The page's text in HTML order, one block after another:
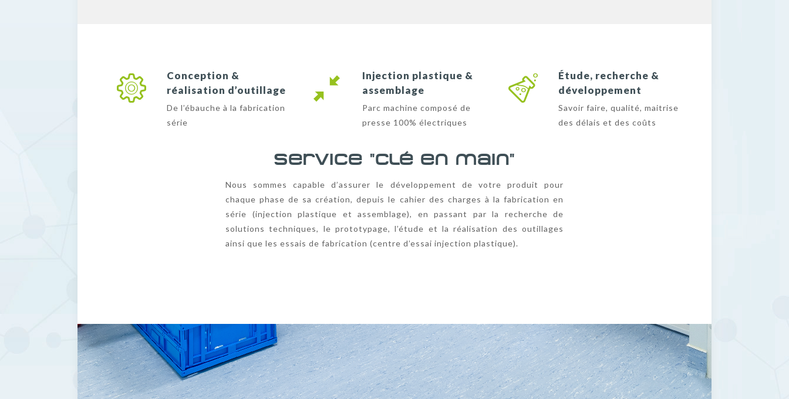
Conception &
réalisation d’outillage
De l’ébauche à la fabrication
série
Injection plastique &
assemblage
Parc machine composé de
presse 100% électriques
Étude, recherche &
développement
Savoir faire, qualité, maitrise
des délais et des coûts
Service "clé en main"
Nous sommes capable d’assurer le développement de votre produit pour
chaque phase de sa création, depuis le cahier des charges à la fabrication en
série (injection plastique et assemblage), en passant par la recherche de
solutions techniques, le prototypage, l’étude et la réalisation des outillages
ainsi que les essais de fabrication (centre d’essai injection plastique).